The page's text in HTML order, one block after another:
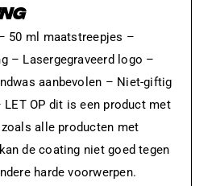
50 ml maatstreepjes –
– Lasergegraveerd logo –
aanbevolen – Niet-giftig
OP dit is een product met
alle producten met
de coating niet goed tegen
harde voorwerpen.